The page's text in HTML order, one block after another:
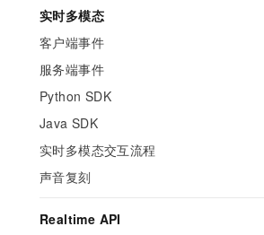
实时多模态
客户端事件
服务端事件
Python SDK
Java SDK
实时多模态交互流程
声音复刻
Realtime API